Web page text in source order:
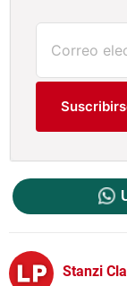
Stanzi